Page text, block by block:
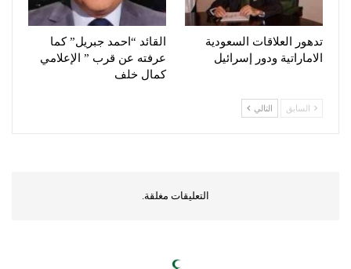
تدهور العلاقات السعودية
الاماراتية ودور إسرائيل
القائد “احمد جبريل” كما
عرفته عن قرب ” الإعلامي
كمال خلف
السابق التالي
التعليقات مغلقة.